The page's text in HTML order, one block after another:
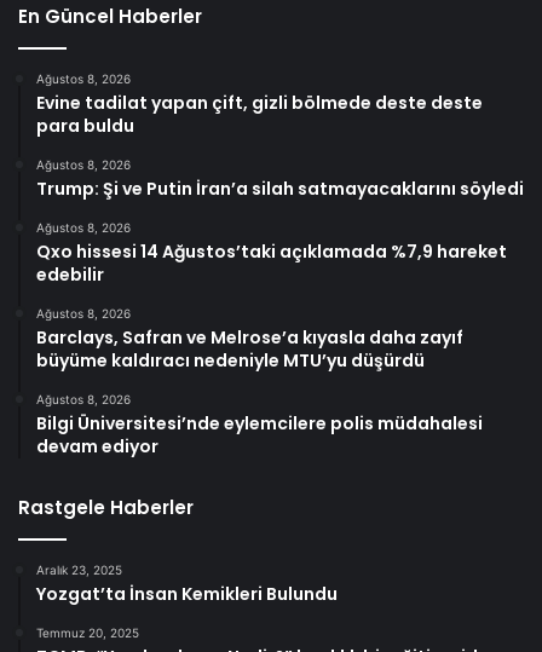
En Güncel Haberler
Ağustos 8, 2026
Evine tadilat yapan çift, gizli bölmede deste deste
para buldu
Ağustos 8, 2026
Trump: Şi ve Putin İran’a silah satmayacaklarını söyledi
Ağustos 8, 2026
Qxo hissesi 14 Ağustos’taki açıklamada %7,9 hareket
edebilir
Ağustos 8, 2026
Barclays, Safran ve Melrose’a kıyasla daha zayıf
büyüme kaldıracı nedeniyle MTU’yu düşürdü
Ağustos 8, 2026
Bilgi Üniversitesi’nde eylemcilere polis müdahalesi
devam ediyor
Rastgele Haberler
Aralık 23, 2025
Yozgat’ta İnsan Kemikleri Bulundu
Temmuz 20, 2025